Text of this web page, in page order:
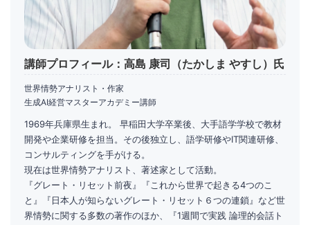
講師プロフィール：高島 康司（たかしま やすし）氏
世界情勢アナリスト・作家
生成AI経営マスターアカデミー講師
1969年兵庫県生まれ。 早稲田大学卒業後、大手語学学校で教材
開発や企業研修を担当。その後独立し、語学研修やIT関連研修、
コンサルティングを手がける。
現在は世界情勢アナリスト、著述家として活動。
『グレート・リセット前夜』『これから世界で起きる4つのこ
と』『日本人が知らないグレート・リセット６つの連鎖』など世
界情勢に関する多数の著作のほか、『1週間で実践 論理的会話ト